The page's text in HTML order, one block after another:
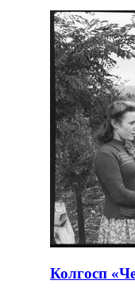
Колгосп